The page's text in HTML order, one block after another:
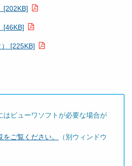
[202KB]
[46KB]
[225KB]
はビューワソフトが必要な場合が
ご覧ください。
（別ウィンドウ